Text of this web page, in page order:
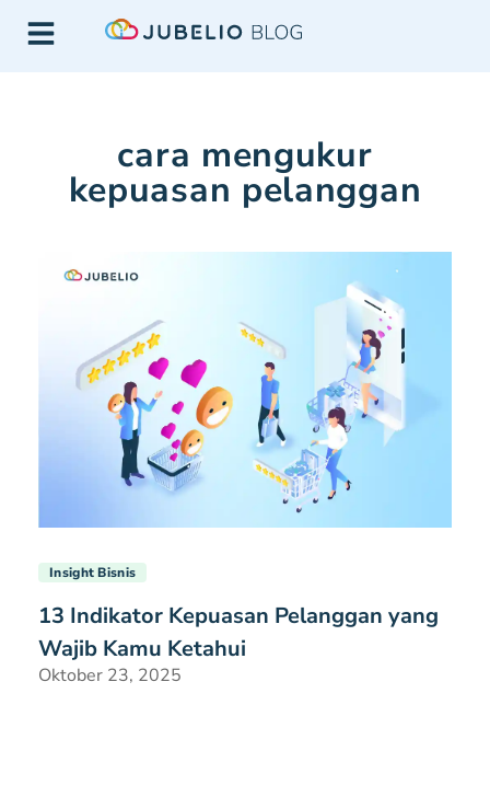
cara mengukur
kepuasan pelanggan
Insight Bisnis
13 Indikator Kepuasan Pelanggan yang
Wajib Kamu Ketahui
Oktober 23, 2025